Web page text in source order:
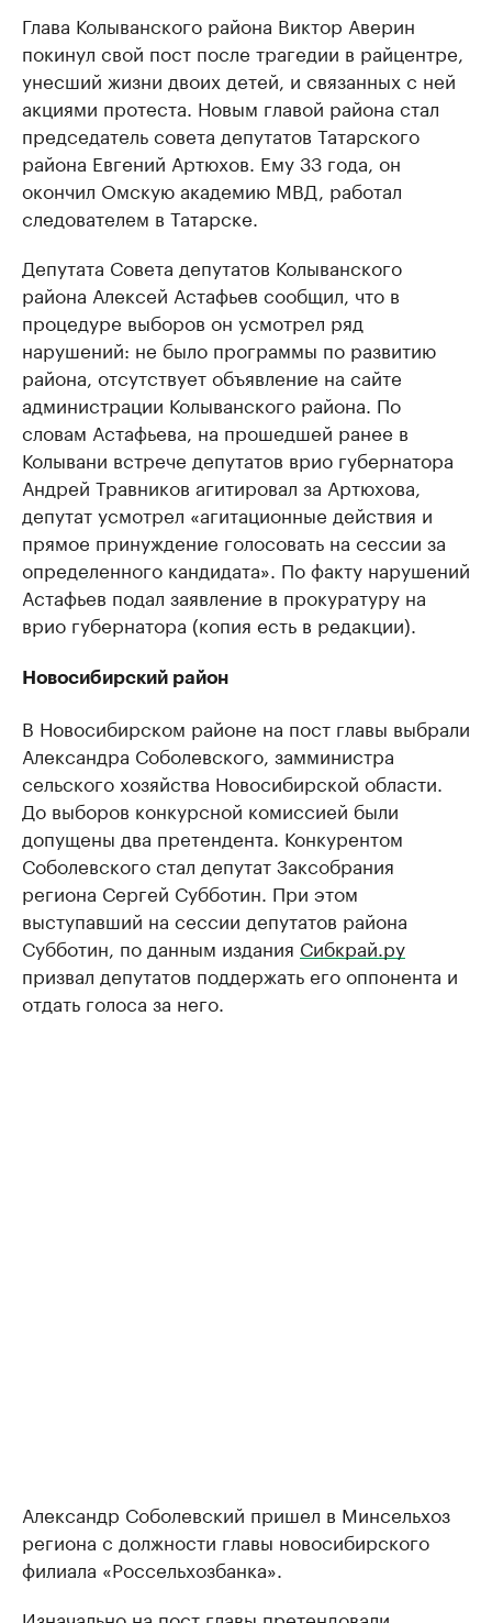
Глава Колыванского района Виктор Аверин
покинул свой пост после трагедии в райцентре,
унесший жизни двоих детей, и связанных с ней
акциями протеста. Новым главой района стал
председатель совета депутатов Татарского
района Евгений Артюхов. Ему 33 года, он
окончил Омскую академию МВД, работал
следователем в Татарске.
Депутата Совета депутатов Колыванского
района Алексей Астафьев сообщил, что в
процедуре выборов он усмотрел ряд
нарушений: не было программы по развитию
района, отсутствует объявление на сайте
администрации Колыванского района. По
словам Астафьева, на прошедшей ранее в
Колывани встрече депутатов врио губернатора
Андрей Травников агитировал за Артюхова,
депутат усмотрел «агитационные действия и
прямое принуждение голосовать на сессии за
определенного кандидата». По факту нарушений
Астафьев подал заявление в прокуратуру на
врио губернатора (копия есть в редакции).
Новосибирский район
В Новосибирском районе на пост главы выбрали
Александра Соболевского, замминистра
сельского хозяйства Новосибирской области.
До выборов конкурсной комиссией были
допущены два претендента. Конкурентом
Соболевского стал депутат Заксобрания
региона Сергей Субботин. При этом
выступавший на сессии депутатов района
Субботин, по данным издания Сибкрай.ру
призвал депутатов поддержать его оппонента и
отдать голоса за него.
Александр Соболевский пришел в Минсельхоз
региона с должности главы новосибирского
филиала «Россельхозбанка».